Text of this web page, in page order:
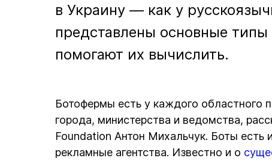
в Украину — как у
представлены основные
помогают их вычислить.
Ботофермы есть у каждого областного
города, министерства и ведомства,
Foundation Антон Михальчук. Боты есть
рекламные агентства. Известно и о